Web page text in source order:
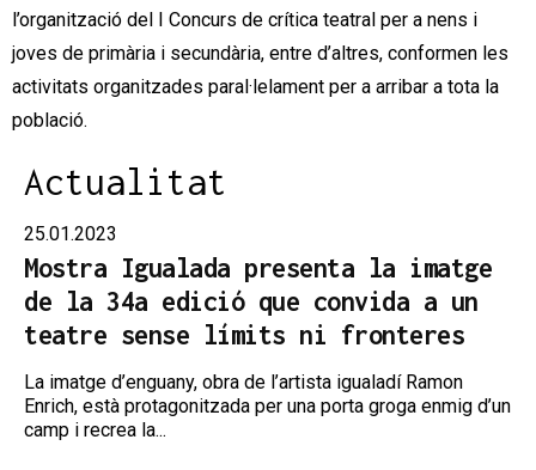
l’organització del I Concurs de crítica teatral per a nens i
joves de primària i secundària, entre d’altres, conformen les
activitats organitzades paral·lelament per a arribar a tota la
població.
Actualitat
25.01.2023
Mostra Igualada presenta la imatge
de la 34a edició que convida a un
teatre sense límits ni fronteres
La imatge d’enguany, obra de l’artista igualadí Ramon
Enrich, està protagonitzada per una porta groga enmig d’un
camp i recrea la...